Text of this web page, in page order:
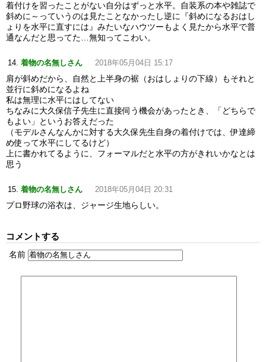
着付けを習ったことがない自分はずっと水平。自装系の本や雑誌で
斜めに～っていうのは見たことなかったし逆に『斜めになるおはし
ょりを水平に直すには』みたいなハウツーもよく見たから水平で普
通なんだと思ってた…無知ってこわい。
着物の名無しさん 2018年05月04日 15:17
肩が斜めだから、自然と上半身の裾（おはしょりの下線）もそれと
並行に斜めになるよね
私は無理に水平にはしてない
ちなみに大久保信子先生に直接伺う機会があったとき、「どちらで
もよい」というお答えだった
（モデルさんなんかに対する大久保先生自身の着付けでは、伊達締
め使って水平にしてるけど）
上に書かれてるように、フォーマルだと水平の方がきれいかなとは
思う
着物の名無しさん 2018年05月04日 20:31
プロ野球の浴衣は、ジャージ生地らしい。
コメントする
名前